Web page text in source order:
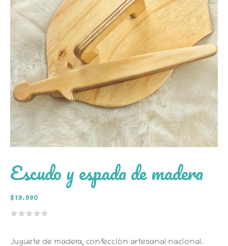
Escudo y espada de madera
$19.990
Juguete de madera, confección artesanal nacional.